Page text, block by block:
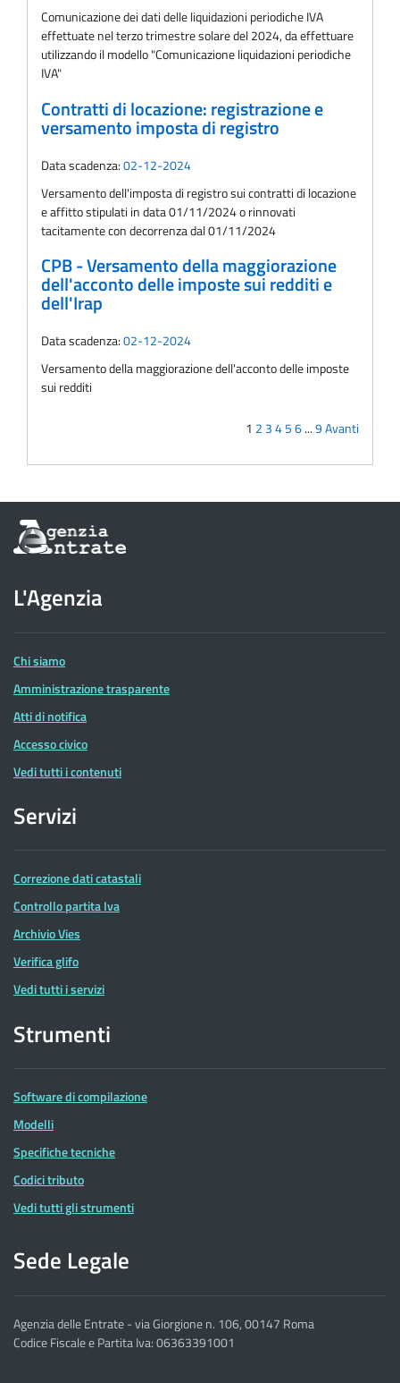
Comunicazione dei dati delle liquidazioni periodiche IVA
effettuate nel terzo trimestre solare del 2024, da effettuare
utilizzando il modello "Comunicazione liquidazioni periodiche
IVA"
Contratti di locazione: registrazione e
versamento imposta di registro
Data scadenza:02-12-2024
Versamento dell'imposta di registro sui contratti di locazione
e affitto stipulati in data 01/11/2024 o rinnovati
tacitamente con decorrenza dal 01/11/2024
CPB - Versamento della maggiorazione
dell'acconto delle imposte sui redditi e
dell'Irap
Data scadenza:02-12-2024
Versamento della maggiorazione dell'acconto delle imposte
sui redditi
1 2 3456...9Avanti
Informazioni
sul
dell'Agenzia
delle
Entrate
L'Agenzia
Chi siamo
Amministrazione trasparente
Atti di notifica
Accesso civico
Vedi tutti i contenuti
Servizi
Correzione dati catastali
Controllo partita Iva
Archivio Vies
Verifica glifo
Vedi tutti i servizi
Strumenti
Software di compilazione
Modelli
Specifiche tecniche
Codici tributo
Vedi tutti gli strumenti
Sede Legale
Agenzia delle Entrate - via Giorgione n. 106, 00147 Roma
Codice Fiscale e Partita Iva: 06363391001